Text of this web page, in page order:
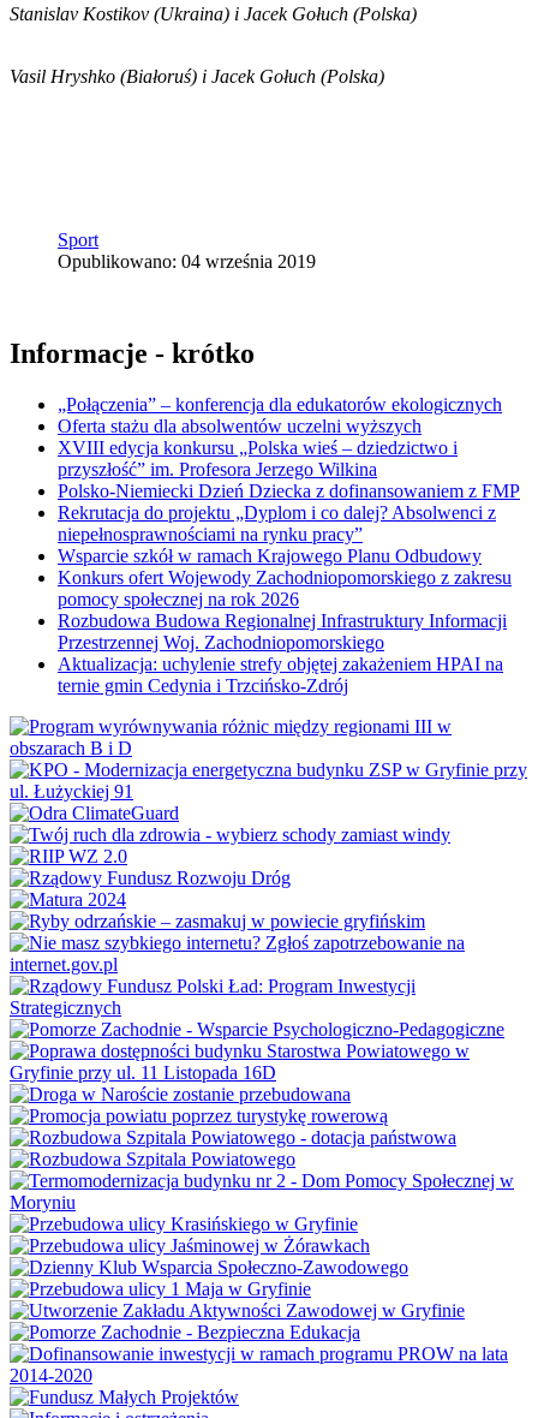
Stanislav Kostikov (Ukraina) i Jacek Gołuch (Polska)
Vasil Hryshko (Białoruś) i Jacek Gołuch (Polska)
Sport
Opublikowano: 04 września 2019
Informacje - krótko
„Połączenia” – konferencja dla edukatorów ekologicznych
Oferta stażu dla absolwentów uczelni wyższych
XVIII edycja konkursu „Polska wieś – dziedzictwo i
przyszłość” im. Profesora Jerzego Wilkina
Polsko-Niemiecki Dzień Dziecka z dofinansowaniem z FMP
Rekrutacja do projektu „Dyplom i co dalej? Absolwenci z
niepełnosprawnościami na rynku pracy”
Wsparcie szkół w ramach Krajowego Planu Odbudowy
Konkurs ofert Wojewody Zachodniopomorskiego z zakresu
pomocy społecznej na rok 2026
Rozbudowa Budowa Regionalnej Infrastruktury Informacji
Przestrzennej Woj. Zachodniopomorskiego
Aktualizacja: uchylenie strefy objętej zakażeniem HPAI na
ternie gmin Cedynia i Trzcińsko-Zdrój